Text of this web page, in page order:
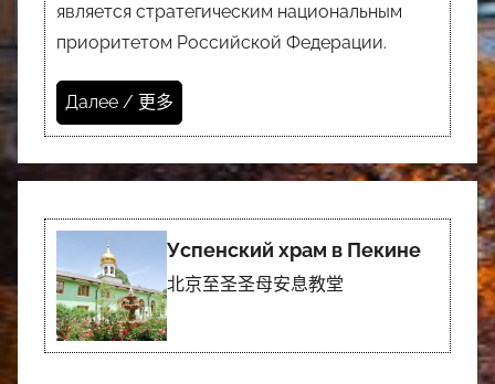
является стратегическим национальным
приоритетом Российской Федерации.
Далее / 更多
Успенский храм в Пекине
北京至圣圣母安息教堂